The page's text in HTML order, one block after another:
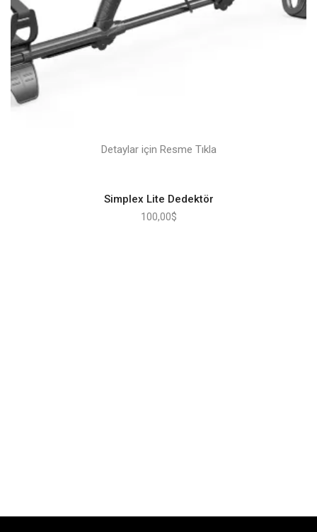
Detaylar için Resme Tıkla
Simplex Lite Dedektör
100,00$